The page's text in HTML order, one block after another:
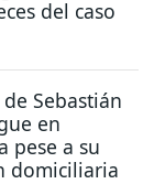
del caso
Sebastián
en
pese a su
domiciliaria